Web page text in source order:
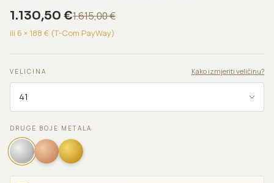
1.130,50 €1.615,00€
ili 6 × 188 € (T-Com PayWay)
VELICINA Kako izmjeriti veličinu?
DRUGE BOJE METALA